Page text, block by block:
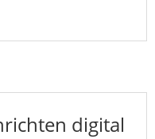
digital